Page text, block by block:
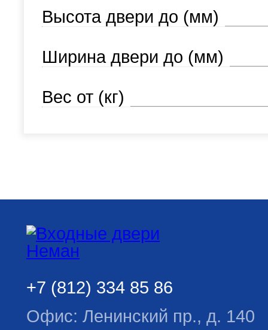
Высота двери до (мм)
Ширина двери до (мм)
Вес от (кг)
+7 (812) 334 85 86
Офис: Ленинский пр., д. 140